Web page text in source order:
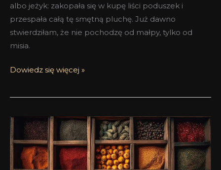
albo jeżyk: zakopała się w kupę liści poduszek i
przespała całą tę smętną pluchę. Już dawno
stwierdziłam, że nie pochodzę od małpy, tylko od
misia.
Dowiedz się więcej »
Przyprawowe
perfumy,
które
rozgrzeją